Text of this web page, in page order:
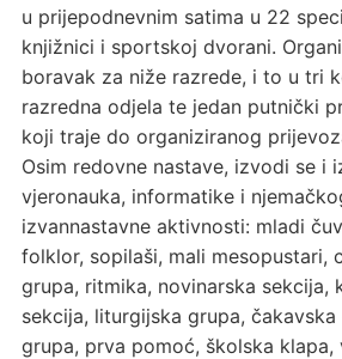
u prijepodnevnim satima u 22
knjižnici i sportskoj dvorani.
boravak za niže razrede, i to u tri
razredna odjela te jedan putnički
koji traje do organiziranog
Osim redovne nastave, izvodi se i
vjeronauka, informatike i
izvannastavne aktivnosti: mladi
folklor, sopilaši, mali mesopustari,
grupa, ritmika, novinarska sekcija,
sekcija, liturgijska grupa,
grupa, prva pomoć, školska klapa,